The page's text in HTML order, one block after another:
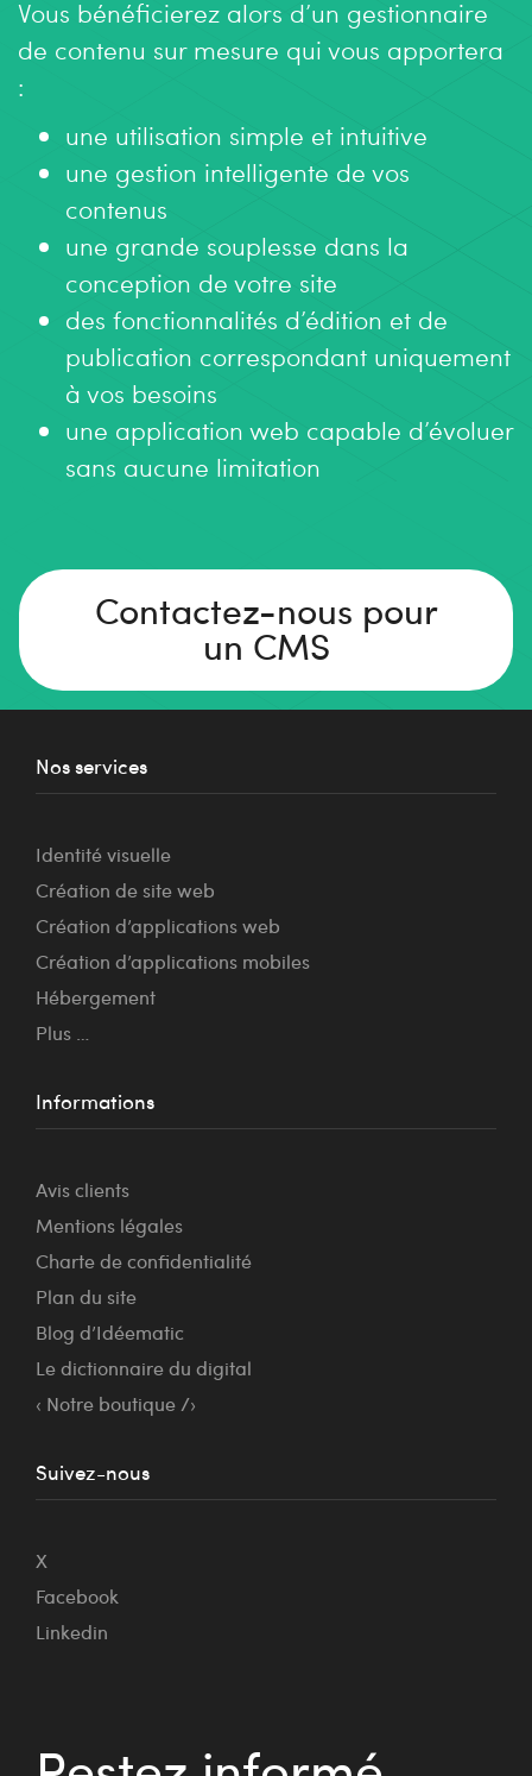
Vous bénéficierez alors d’un gestionnaire
de contenu sur mesure qui vous apportera
:
une utilisation simple et intuitive
une gestion intelligente de vos
contenus
une grande souplesse dans la
conception de votre site
des fonctionnalités d’édition et de
publication correspondant uniquement
à vos besoins
une application web capable d’évoluer
sans aucune limitation
Contactez-nous pour
un CMS
Nos services
Identité visuelle
Création de site web
Création d’applications web
Création d’applications mobiles
Hébergement
Plus …
Informations
Avis clients
Mentions légales
Charte de confidentialité
Plan du site
Blog d’Idéematic
Le dictionnaire du digital
‹ Notre boutique /›
Suivez-nous
X
Facebook
Linkedin